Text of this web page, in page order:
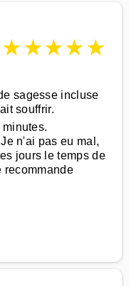
★★★★★
sagesse incluse
souffrir.
n'ai pas eu mal,
jours le temps de
recommande